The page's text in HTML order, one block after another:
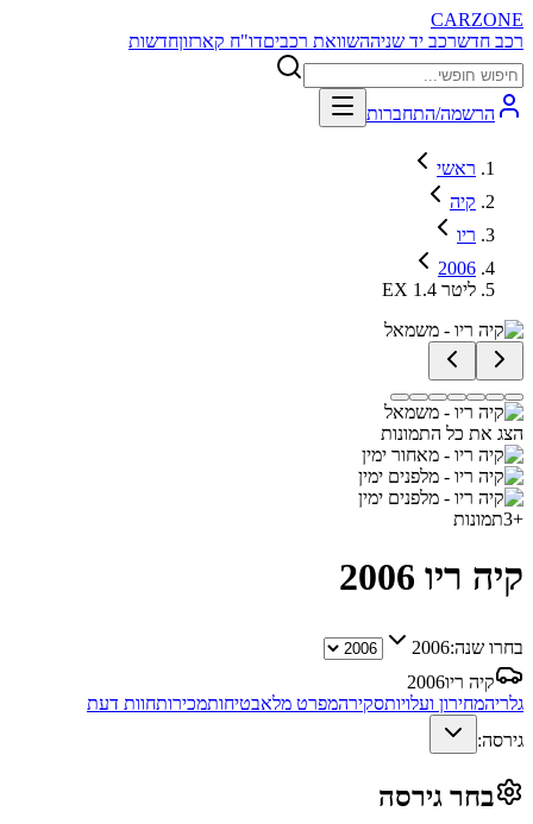
CARZONE
רכב חדשרכב יד שניההשוואת רכביםדו"ח קארזוןחדשות
הרשמה/התחברות
ראשי
קיה
ריו
2006
EX 1.4 ליטר
הצג את כל התמונות
+
3תמונות
קיה ריו 2006
בחרו שנה:2006
קיה ריו2006
גלריהמחירון ועלויותסקירהמפרט מלאבטיחותמכירותחוות דעת
גירסה:
בחר גירסה